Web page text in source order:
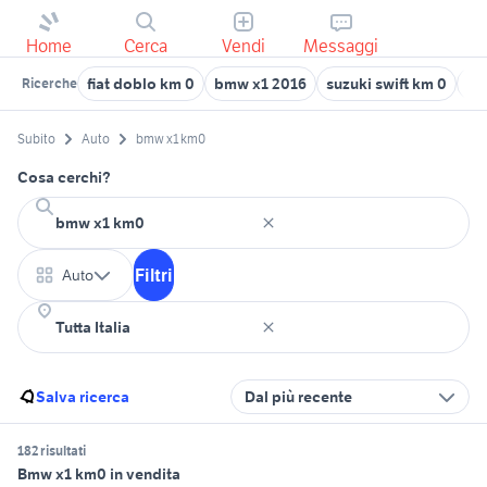
Home Cerca Vendi Messaggi
Ricerche fiat doblo km 0 bmw x1 2016 suzuki swift km 0
Subito Auto bmw x1 km0
Cosa cerchi?
Auto Filtri
Salva ricerca Dal più recente
182 risultati
Bmw x1 km0 in vendita